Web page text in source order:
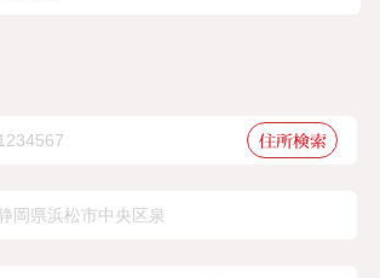
住所検索